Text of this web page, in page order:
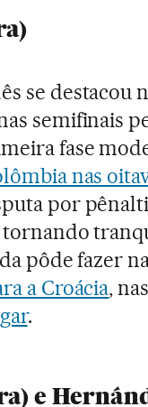
se destacou
semifinais
fase
nas
por
tornando
pôde fazer
a Croácia,
.
e